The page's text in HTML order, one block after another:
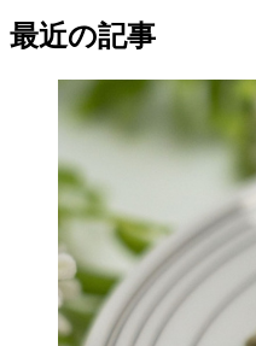
最近の記事